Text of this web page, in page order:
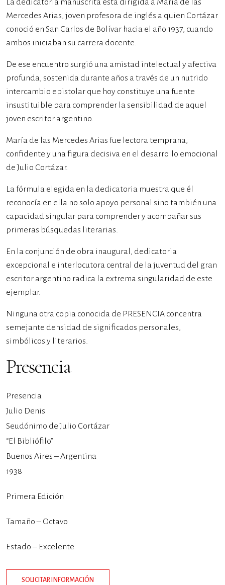
La dedicatoria manuscrita está dirigida a María de las
Mercedes Arias, joven profesora de inglés a quien Cortázar
conoció en San Carlos de Bolívar hacia el año 1937, cuando
ambos iniciaban su carrera docente.
De ese encuentro surgió una amistad intelectual y afectiva
profunda, sostenida durante años a través de un nutrido
intercambio epistolar que hoy constituye una fuente
insustituible para comprender la sensibilidad de aquel
joven escritor argentino.
María de las Mercedes Arias fue lectora temprana,
confidente y una figura decisiva en el desarrollo emocional
de Julio Cortázar.
La fórmula elegida en la dedicatoria muestra que él
reconocía en ella no solo apoyo personal sino también una
capacidad singular para comprender y acompañar sus
primeras búsquedas literarias.
En la conjunción de obra inaugural, dedicatoria
excepcional e interlocutora central de la juventud del gran
escritor argentino radica la extrema singularidad de este
ejemplar.
Ninguna otra copia conocida de PRESENCIA concentra
semejante densidad de significados personales,
simbólicos y literarios.
Presencia
Presencia
Julio Denis
Seudónimo de Julio Cortázar
“El Bibliófilo”
Buenos Aires – Argentina
1938
Primera Edición
Tamaño – Octavo
Estado – Excelente
SOLICITAR INFORMACIÓN